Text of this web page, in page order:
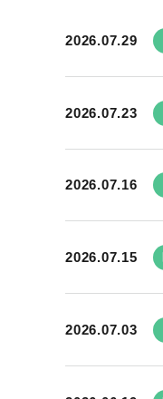
2026.07.29
2026.07.23
2026.07.16
2026.07.15
2026.07.03